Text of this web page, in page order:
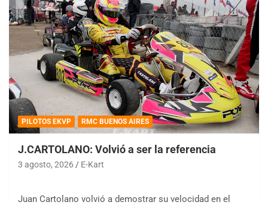
PILOTOS EKVP RMC BUENOS AIRES
J.CARTOLANO: Volvió a ser la referencia
3 agosto, 2026 E-Kart
Juan Cartolano volvió a demostrar su velocidad en el
COBERTURA ESPECIAL DE E-KART.COM.AR
IAME SERIES ARGENTINA 6